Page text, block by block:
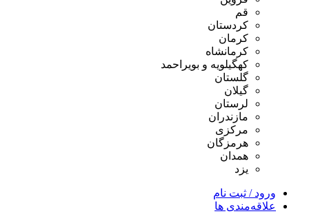
قم
کردستان
کرمان
کرمانشاه
کهگیلویه و بویراحمد
گلستان
گیلان
لرستان
مازندران
مرکزی
هرمزگان
همدان
یزد
ورود / ثبت نام
علاقه‌مندی ها